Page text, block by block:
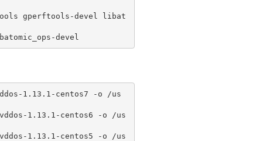
gperftools-devel libat
devel
1.13.1-centos7 -o /us
1.13.1-centos6 -o /us
1.13.1-centos5 -o /us